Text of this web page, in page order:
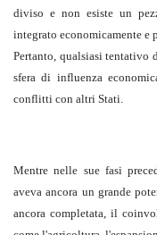
diviso e non esiste un
integrato economicamente e
Pertanto, qualsiasi tentativo
sfera di influenza
conflitti con altri Stati.
Mentre nelle sue fasi
aveva ancora un grande
ancora completata, il